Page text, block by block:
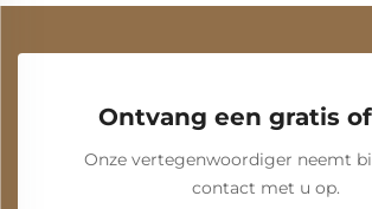
Ontvang een gratis
Onze vertegenwoordiger neemt
contact met u op.